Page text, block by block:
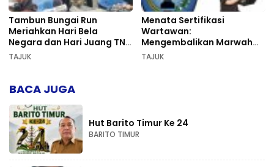
Tambun Bungai Run
Meriahkan Hari Bela
Negara dan Hari Juang TNI
AD di Palangka Raya
TAJUK
Menata Sertifikasi
Wartawan:
Mengembalikan Marwah
Pers dan Keadilan
TAJUK
BACA JUGA
Hut Barito Timur Ke 24
BARITO TIMUR